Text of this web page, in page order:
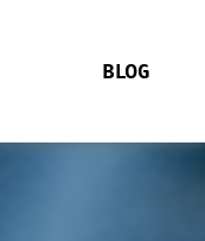
BLOG